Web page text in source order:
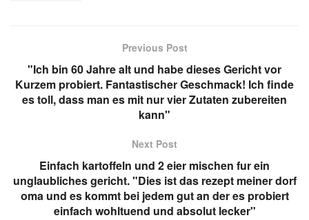
Previous Post
"Ich bin 60 Jahre alt und habe dieses Gericht vor
Kurzem probiert. Fantastischer Geschmack! Ich finde
es toll, dass man es mit nur vier Zutaten zubereiten
kann"
Next Post
Einfach kartoffeln und 2 eier mischen fur ein
unglaubliches gericht. "Dies ist das rezept meiner dorf
oma und es kommt bei jedem gut an der es probiert
einfach wohltuend und absolut lecker"